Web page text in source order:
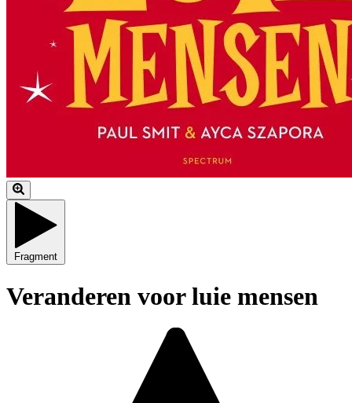
Fragment
Veranderen voor luie mensen